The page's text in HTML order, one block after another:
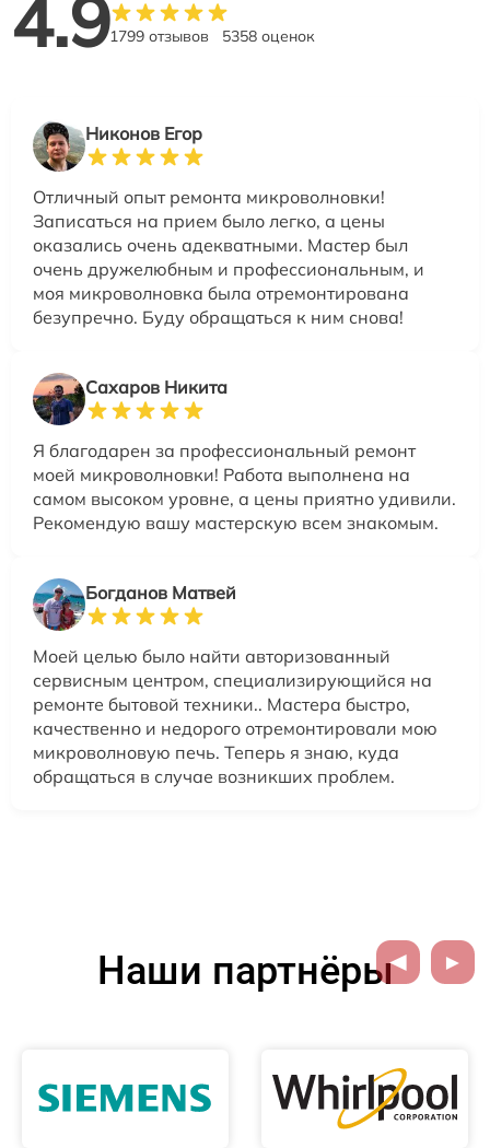
4.91799 отзывов 5358 оценок
Никонов Егор
Отличный опыт ремонта микроволновки!
Записаться на прием было легко, а цены
оказались очень адекватными. Мастер был
очень дружелюбным и профессиональным, и
моя микроволновка была отремонтирована
безупречно. Буду обращаться к ним снова!
Сахаров Никита
Я благодарен за профессиональный ремонт
моей микроволновки! Работа выполнена на
самом высоком уровне, а цены приятно удивили.
Рекомендую вашу мастерскую всем знакомым.
Богданов Матвей
Моей целью было найти авторизованный
сервисным центром, специализирующийся на
ремонте бытовой техники.. Мастера быстро,
качественно и недорого отремонтировали мою
микроволновую печь. Теперь я знаю, куда
обращаться в случае возникших проблем.
Наши партнёры